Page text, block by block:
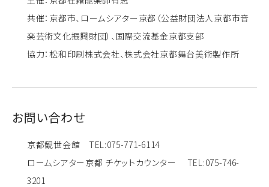
共催：京都市、ロームシアター京都（公益財団法人京都市音
楽芸術文化振興財団）、国際交流基金京都支部
協力：松和印刷株式会社、株式会社京都舞台美術製作所
お問い合わせ
京都観世会館 TEL:075-771-6114
ロームシアター京都 チケットカウンター TEL:075-746-
3201